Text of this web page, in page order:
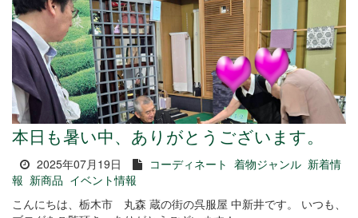
本日も暑い中、ありがとうございます。
2025年07月19日 コーディネート 着物ジャンル 新着情
報 新商品 イベント情報
こんにちは、栃木市 丸森 蔵の街の呉服屋 中新井です。 いつも、